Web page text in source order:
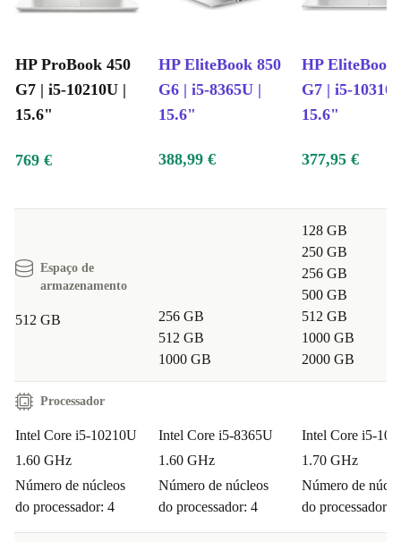
HP ProBook 450
G7 | i5-10210U |
15.6"
HP EliteBook 850
G6 | i5-8365U |
15.6"
HP EliteBook
G7 | i5-
15.6"
769 € 388,99 € 377,95 €
Espaço de
armazenamento
512 GB
256 GB
512 GB
1000 GB
128 GB
250 GB
256 GB
500 GB
512 GB
1000 GB
2000 GB
Processador
Intel Core i5-10210U
1.60 GHz
Número de núcleos
do processador: 4
Intel Core i5-8365U
1.60 GHz
Número de núcleos
do processador: 4
Intel Core i5-
1.70 GHz
Número de
do processador: 4